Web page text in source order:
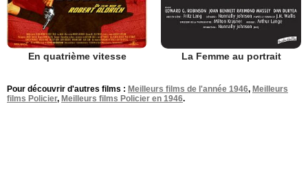
En quatrième vitesse La Femme au portrait
Pour découvrir d'autres films : Meilleurs films de l'année 1946, Meilleurs
films Policier, Meilleurs films Policier en 1946.